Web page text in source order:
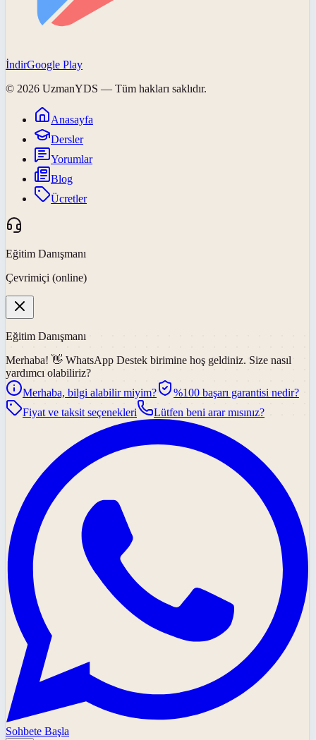
İndirGoogle Play
© 2026 UzmanYDS — Tüm hakları saklıdır.
Anasayfa
Dersler
Yorumlar
Blog
Ücretler
Eğitim Danışmanı
Çevrimiçi (online)
Eğitim Danışmanı
Merhaba! 👋 WhatsApp Destek birimine hoş geldiniz. Size nasıl
yardımcı olabiliriz?
Merhaba, bilgi alabilir miyim?
%100 başarı garantisi nedir?
Fiyat ve taksit seçenekleri
Lütfen beni arar mısınız?
Sohbete Başla